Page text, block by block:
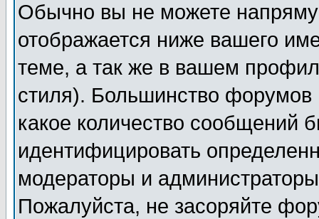
Обычно вы не можете
отображается ниже вашего
теме, а так же в вашем
стиля). Большинство форумов
какое количество сообщений
идентифицировать
модераторы и
Пожалуйста, не засоряйте